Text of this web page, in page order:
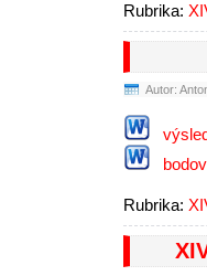
Rubrika:
Autor:
Rubrika: